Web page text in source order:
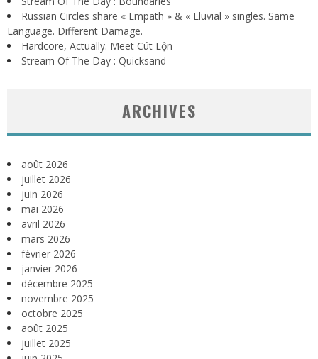
Russian Circles share « Empath » & « Eluvial » singles. Same
Language. Different Damage.
Hardcore, Actually. Meet Cút Lộn
Stream Of The Day : Quicksand
ARCHIVES
août 2026
juillet 2026
juin 2026
mai 2026
avril 2026
mars 2026
février 2026
janvier 2026
décembre 2025
novembre 2025
octobre 2025
août 2025
juillet 2025